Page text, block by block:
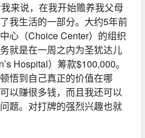
来说，在我开始赡养我父母
我生活的一部分。大约5年前
心（Choice Center）的组织
就是在一周之内为圣犹达儿
Hospital）筹款$100,000。
悟到自己真正的价值在哪
以赚很多钱，而且我还可以
题。对打牌的强烈兴趣也就